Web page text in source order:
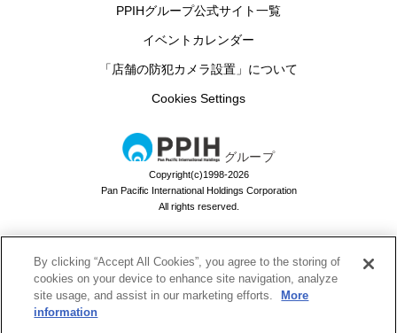
PPIHグループ公式サイト一覧
イベントカレンダー
「店舗の防犯カメラ設置」について
Cookies Settings
グループ
Copyright(c)1998-2026
Pan Pacific International Holdings Corporation
All rights reserved.
By clicking “Accept All Cookies”, you agree to the storing of
cookies on your device to enhance site navigation, analyze
site usage, and assist in our marketing efforts.
More
information
ドン・キホーテのお買い物アプリ
ドンキでお買い物するなら必須！